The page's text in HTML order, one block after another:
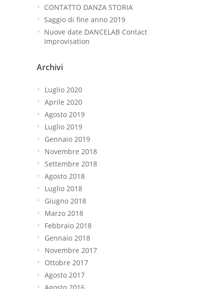
CONTATTO DANZA STORIA
Saggio di fine anno 2019
Nuove date DANCELAB Contact
Improvisation
Archivi
Luglio 2020
Aprile 2020
Agosto 2019
Luglio 2019
Gennaio 2019
Novembre 2018
Settembre 2018
Agosto 2018
Luglio 2018
Giugno 2018
Marzo 2018
Febbraio 2018
Gennaio 2018
Novembre 2017
Ottobre 2017
Agosto 2017